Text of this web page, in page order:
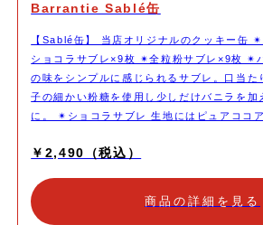
Barrantie Sablé缶
【Sablé缶】 当店オリジナルのクッキー缶
ショコラサブレ×9枚 ✴︎全粒粉サブレ×9枚 ✴︎
の味をシンプルに感じられるサブレ。口当た
子の細かい粉糖を使用し少しだけバニラを加
に。 ✴︎ショコラサブレ 生地にはピュアココ
を刻んで加えることでカカオの力強さを感じ
しっとりした喜界島産の粗糖を使用しザク
りと感じる力強い仕上がりに。 北海道産バタ
￥2,490（税込）
商品の詳細を見る